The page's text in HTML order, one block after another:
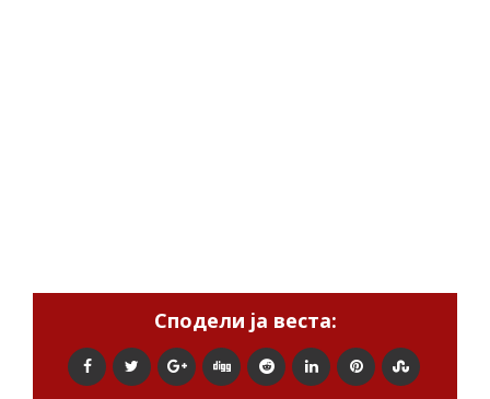
Сподели ја веста: